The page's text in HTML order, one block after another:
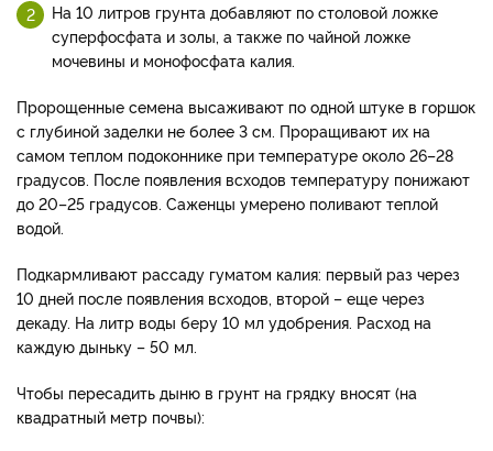
На 10 литров грунта добавляют по столовой ложке
суперфосфата и золы, а также по чайной ложке
мочевины и монофосфата калия.
Пророщенные семена высаживают по одной штуке в горшок
с глубиной заделки не более 3 см. Проращивают их на
самом теплом подоконнике при температуре около 26–28
градусов. После появления всходов температуру понижают
до 20–25 градусов. Саженцы умерено поливают теплой
водой.
Подкармливают рассаду гуматом калия: первый раз через
10 дней после появления всходов, второй – еще через
декаду. На литр воды беру 10 мл удобрения. Расход на
каждую дыньку – 50 мл.
Чтобы пересадить дыню в грунт на грядку вносят (на
квадратный метр почвы):